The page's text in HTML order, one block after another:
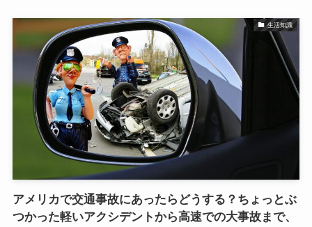
生活知識
アメリカで交通事故にあったらどうする？ちょっとぶ
つかった軽いアクシデントから高速での大事故まで、